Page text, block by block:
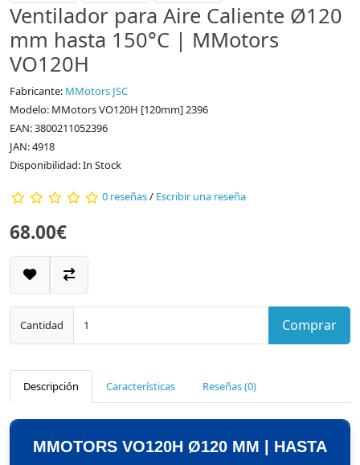
Ventilador para Aire Caliente Ø120
mm hasta 150°C | MMotors
VO120H
Fabricante: MMotors JSC
Modelo: MMotors VO120H [120mm] 2396
EAN: 3800211052396
JAN: 4918
Disponibilidad: In Stock
0 reseñas/ Escribir una reseña
68.00€
Cantidad Comprar
Descripción Características Reseñas (0)
MMOTORS VO120H Ø120 MM | HASTA